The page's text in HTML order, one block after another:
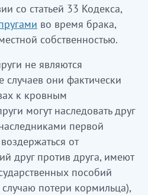
со статьей 33 Кодекса,
во время брака,
собственностью.
не являются
случаев они фактически
к кровным
могут наследовать друг
первой
от
друг против друга, имеют
пособий
потери кормильца),